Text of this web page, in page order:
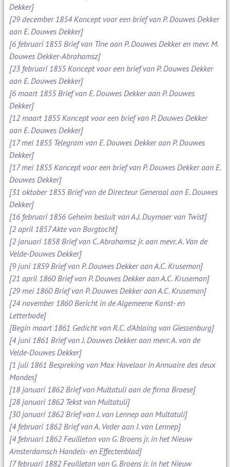
Dekker]
[29 december 1854 Koncept voor een brief van P. Douwes Dekker
aan E. Douwes Dekker]
[6 februari 1855 Brief van Tine aan P. Douwes Dekker en mevr. M.
Douwes Dekker-Abrahamsz]
[23 februari 1855 Koncept voor een brief van P. Douwes Dekker
aan E. Douwes Dekker]
[6 maart 1855 Brief van E. Douwes Dekker aan P. Douwes
Dekker]
[12 maart 1855 Koncept voor een brief van P. Douwes Dekker
aan E. Douwes Dekker]
[17 mei 1855 Telegram van E. Douwes Dekker aan P. Douwes
Dekker]
[17 mei 1855 Koncept voor een brief van P. Douwes Dekker aan E.
Douwes Dekker]
[31 oktober 1855 Brief van de Directeur Generaal aan E. Douwes
Dekker]
[16 februari 1856 Geheim besluit van A.J. Duymaer van Twist]
[2 april 1857 Akte van Borgtocht]
[2 januari 1858 Brief van C. Abrahamsz jr. aan mevr. A. Van de
Velde-Douwes Dekker]
[9 juni 1859 Brief van P. Douwes Dekker aan A.C. Kruseman]
[21 april 1860 Brief van P. Douwes Dekker aan A.C. Kruseman]
[29 mei 1860 Brief van P. Douwes Dekker aan A.C. Kruseman]
[24 november 1860 Bericht in de Algemeene Konst- en
Letterbode]
[Begin maart 1861 Gedicht van R.C. d'Ablaing van Giessenburg]
[4 juni 1861 Brief van J. Douwes Dekker aan mevr. A. van de
Velde-Douwes Dekker]
[1 juli 1861 Bespreking van Max Havelaar in Annuaire des deux
Mondes]
[18 januari 1862 Brief van Multatuli aan de firma Broese]
[28 januari 1862 Tekst van Multatuli]
[30 januari 1862 Brief van J. van Lennep aan Multatuli]
[4 februari 1862 Brief van A. Veder aan J. van Lennep]
[4 februari 1862 Feuilleton van G. Broens jr. in het Nieuw
Amsterdamsch Handels- en Effectenblad]
[7 februari 1882 Feuilleton van G. Broens jr. in het Nieuw